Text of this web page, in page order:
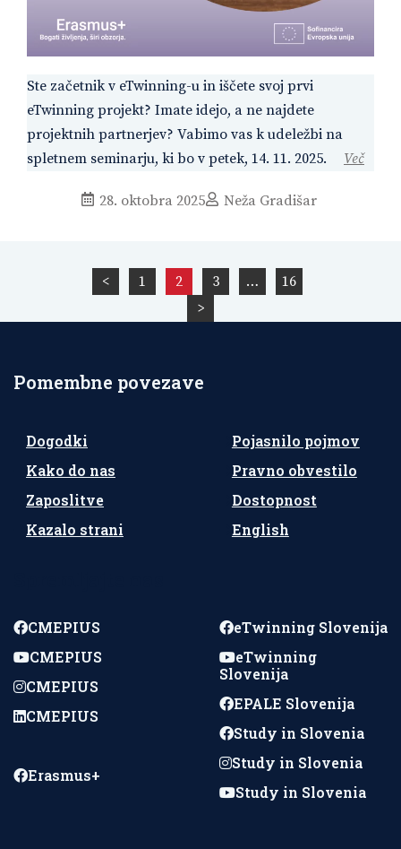
Ste začetnik v eTwinning-u in iščete svoj prvi
eTwinning projekt? Imate idejo, a ne najdete
projektnih partnerjev? Vabimo vas k udeležbi na
spletnem seminarju, ki bo v petek, 14. 11. 2025.
Več
28. oktobra 2025 Neža Gradišar
Številčenje
prispevkov
< 1 2 3 …
16
>
Pomembne povezave
Dogodki
Kako do nas
Zaposlitve
Kazalo strani
Pojasnilo pojmov
Pravno obvestilo
Dostopnost
English
CMEPIUS
CMEPIUS
CMEPIUS
CMEPIUS
Erasmus+
eTwinning Slovenija
eTwinning
Slovenija
EPALE Slovenija
Study in Slovenia
Study in Slovenia
Study in Slovenia